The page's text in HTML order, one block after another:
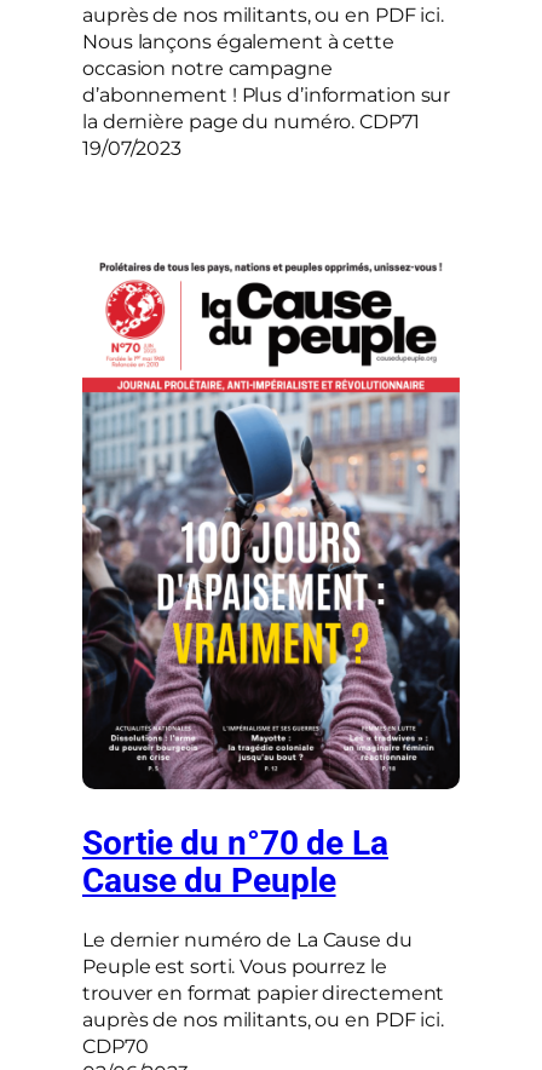
auprès de nos militants, ou en PDF ici.
Nous lançons également à cette
occasion notre campagne
d’abonnement ! Plus d’information sur
la dernière page du numéro. CDP71
19/07/2023
Sortie du n°70 de La
Cause du Peuple
Le dernier numéro de La Cause du
Peuple est sorti. Vous pourrez le
trouver en format papier directement
auprès de nos militants, ou en PDF ici.
CDP70